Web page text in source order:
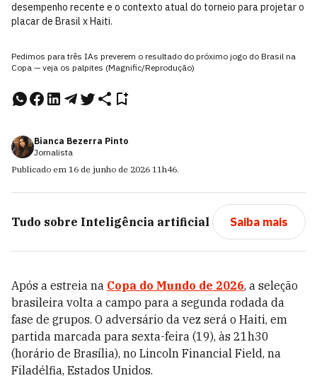
desempenho recente e o contexto atual do torneio para projetar o
placar de Brasil x Haiti.
Pedimos para três IAs preverem o resultado do próximo jogo do Brasil na
Copa — veja os palpites (Magnific/Reprodução)
Bianca Bezerra Pinto
Jornalista
Publicado em 16 de junho de 2026 11h46.
Tudo sobre Inteligência artificial Saiba mais
Após a estreia na Copa do Mundo de 2026, a seleção
brasileira volta a campo para a segunda rodada da
fase de grupos. O adversário da vez será o Haiti, em
partida marcada para sexta-feira (19), às 21h30
(horário de Brasília), no Lincoln Financial Field, na
Filadélfia, Estados Unidos.